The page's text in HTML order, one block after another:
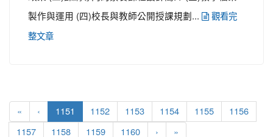
製作與運用 (四)校長與教師公開授課規劃...
觀看完
整文章
« ‹ 1151 (current)
1152 1153 1154 1155 1156
1157 1158 1159 1160 › »